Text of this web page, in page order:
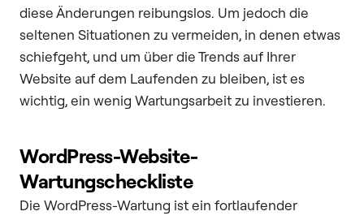
diese Änderungen reibungslos. Um jedoch die
seltenen Situationen zu vermeiden, in denen etwas
schiefgeht, und um über die Trends auf Ihrer
Website auf dem Laufenden zu bleiben, ist es
wichtig, ein wenig Wartungsarbeit zu investieren.
WordPress-Website-
Wartungscheckliste
Die WordPress-Wartung ist ein fortlaufender